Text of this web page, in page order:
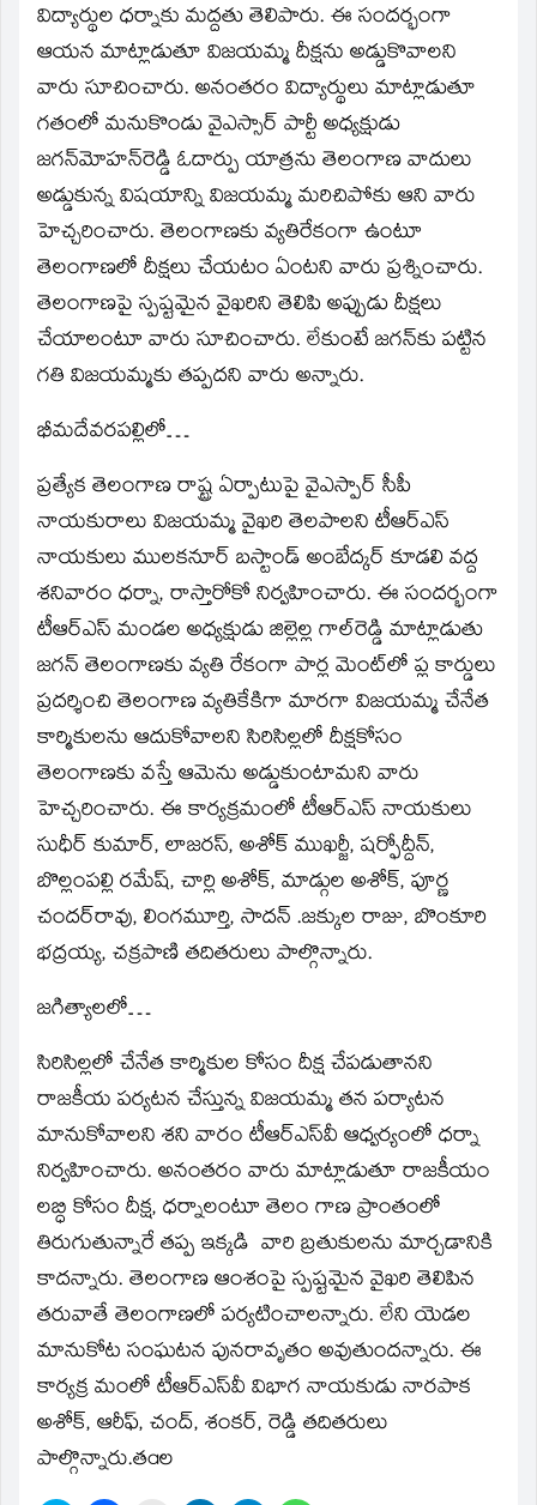
విద్యార్థుల ధర్నాకు మద్దతు తెలిపారు. ఈ సందర్భంగా
ఆయన మాట్లాడుతూ విజయమ్మ దీక్షను అడ్డుకొవాలని
వారు సూచించారు. అనంతరం విద్యార్థులు మాట్లాడుతూ
గతంలో మనుకొండు వైఎస్సార్‌ పార్టీ అధ్యక్షుడు
జగన్‌మోహన్‌రెడ్డి ఓదార్పు యాత్రను తెలంగాణ వాదులు
అడ్డుకున్న విషయాన్ని విజయమ్మ మరిచిపోకు ఆని వారు
హెచ్చరించారు. తెలంగాణకు వ్యతిరేకంగా ఉంటూ
తెలంగాణలో దీక్షలు చేయటం ఏంటని వారు ప్రశ్నించారు.
తెలంగాణపై స్పష్టమైన వైఖరిని తెలిపి అప్పుడు దీక్షలు
చేయాలంటూ వారు సూచించారు. లేకుంటే జగన్‌కు పట్టిన
గతి విజయమ్మకు తప్పదని వారు అన్నారు.
భీమదేవరపల్లిలో…
ప్రత్యేక తెలంగాణ రాష్ట్ర ఏర్పాటుపై వైఎస్పార్‌ సీపీ
నాయకురాలు విజయమ్మ వైఖరి తెలపాలని టీఆర్‌ఎస్‌
నాయకులు ములకనూర్‌ బస్టాండ్‌ అంబేద్కర్‌ కూడలి వద్ద
శనివారం ధర్నా, రాస్తారోకో నిర్వహించారు. ఈ సందర్భంగా
టీఆర్‌ఎస్‌ మండల అధ్యక్షుడు జిల్లెల్ల గాల్‌రెడ్డి మాట్లాడుతు
జగన్‌ తెలంగాణకు వ్యతి రేకంగా పార్ల మెంట్‌లో ప్ల కార్డులు
ప్రదర్శించి తెలంగాణ వ్యతికేకిగా మారగా విజయమ్మ చేనేత
కార్మికులను ఆదుకోవాలని సిరిసిల్లలో దీక్షకోసం
తెలంగాణకు వస్తే ఆమెను అడ్డుకుంటామని వారు
హెచ్చరించారు. ఈ కార్యక్రమంలో టీఆర్‌ఎస్‌ నాయకులు
సుధీర్‌ కుమార్‌, లాజరస్‌, అశోక్‌ ముఖర్జీ, షర్ఫోద్దీన్‌,
బొల్లంపల్లి రమేష్‌, చార్లి అశోక్‌, మాడ్గుల అశోక్‌, పూర్ణ
చందర్‌రావు, లింగమూర్తి, సాదన్‌ .జక్కుల రాజు, బొంకూరి
భద్రయ్య, చక్రపాణి తదితరులు పాల్గొన్నారు.
జగిత్యాలలో…
సిరిసిల్లలో చేనేత కార్మికుల కోసం దీక్ష చేపడుతానని
రాజకీయ పర్యటన చేస్తున్న విజయమ్మ తన పర్యాటన
మానుకోవాలని శని వారం టీఆర్‌ఎస్‌వీ ఆధ్వర్యంలో ధర్నా
నిర్వహించారు. అనంతరం వారు మాట్లాడుతూ రాజకీయం
లబ్ధి కోసం దీక్ష, ధర్నాలంటూ తెలం గాణ ప్రాంతంలో
తిరుగుతున్నారే తప్ప ఇక్కడి వారి బ్రతుకులను మార్చడానికి
కాదన్నారు. తెలంగాణ ఆంశంపై స్పష్టమైన వైఖరి తెలిపిన
తరువాతే తెలంగాణలో పర్యటించాలన్నారు. లేని యెడల
మానుకోట సంఘటన పునరావృతం అవుతుందన్నారు. ఈ
కార్యక్ర మంలో టీఆర్‌ఎస్‌వీ విభాగ నాయకుడు నారపాక
అశోక్‌, ఆరీఫ్‌, చంద్‌, శంకర్‌, రెడ్డి తదితరులు
పాల్గొన్నారు.తaల